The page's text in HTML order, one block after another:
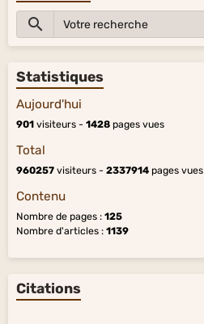
Statistiques
Aujourd'hui
901 visiteurs - 1428 pages vues
Total
960257 visiteurs - 2337914 pages vues
Contenu
Nombre de pages : 125
Nombre d'articles : 1139
Citations